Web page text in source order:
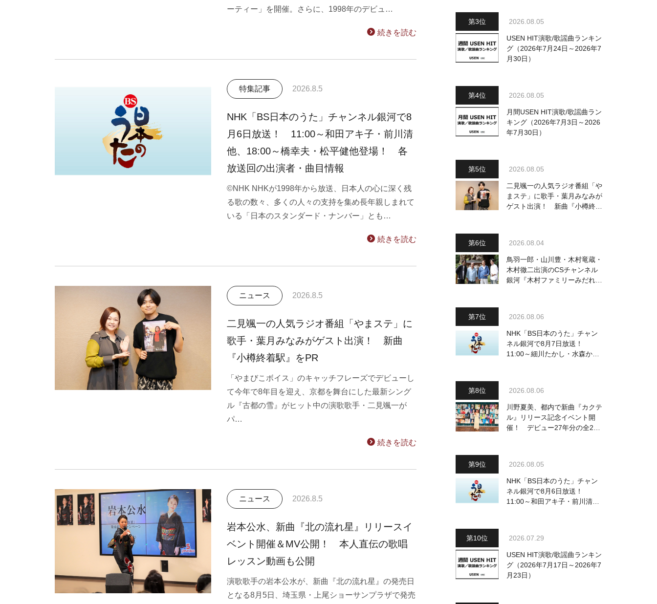
ーティー」を開催。さらに、1998年のデビュ…
続きを読む
特集記事 2026.8.5
NHK「BS日本のうた」チャンネル銀河で8
月6日放送！ 11:00～和田アキ子・前川清
他、18:00～橋幸夫・松平健他登場！ 各
放送回の出演者・曲目情報
©NHK NHKが1998年から放送、日本人の心に深く残
る歌の数々、多くの人々の支持を集め長年親しまれて
いる「日本のスタンダード・ナンバー」とも…
続きを読む
ニュース 2026.8.5
二見颯一の人気ラジオ番組「やまステ」に
歌手・葉月みなみがゲスト出演！ 新曲
『小樽終着駅』をPR
「やまびこボイス」のキャッチフレーズでデビューし
て今年で8年目を迎え、京都を舞台にした最新シング
ル『古都の雪』がヒット中の演歌歌手・二見颯一が
パ…
続きを読む
ニュース 2026.8.5
岩本公水、新曲『北の流れ星』リリースイ
ベント開催＆MV公開！ 本人直伝の歌唱
レッスン動画も公開
演歌歌手の岩本公水が、新曲『北の流れ星』の発売日
となる8月5日、埼玉県・上尾ショーサンプラザで発売
2026.08.05
USEN HIT演歌/歌謡曲ランキン
グ（2026年7月24日～2026年7
月30日）
2026.08.05
月間USEN HIT演歌/歌謡曲ラン
キング（2026年7月3日～2026
年7月30日）
2026.08.05
二見颯一の人気ラジオ番組「や
まステ」に歌手・葉月みなみが
ゲスト出演！ 新曲『小樽終着
2026.08.04
鳥羽一郎・山川豊・木村竜蔵・
木村徹二出演のCSチャンネル
銀河『木村ファミリーみだれ旅
2026.08.06
NHK「BS日本のうた」チャン
ネル銀河で8月7日放送！
11:00～細川たかし・水森かお
2026.08.06
川野夏美、都内で新曲『カクテ
ル』リリース記念イベント開
催！ デビュー27年分の全280
2026.08.05
NHK「BS日本のうた」チャン
ネル銀河で8月6日放送！
11:00～和田アキ子・前川清
2026.07.29
USEN HIT演歌/歌謡曲ランキン
グ（2026年7月17日～2026年7
月23日）